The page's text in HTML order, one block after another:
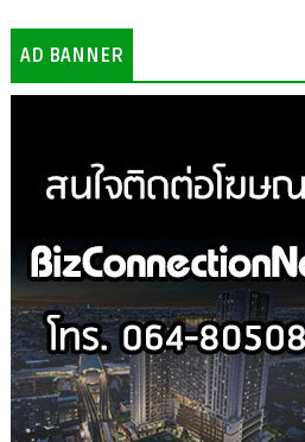
AD BANNER